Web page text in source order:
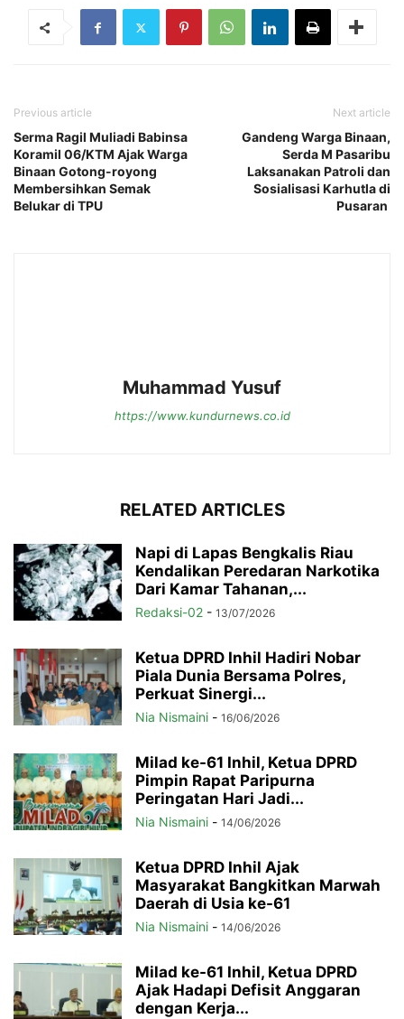
Previous article
Serma Ragil Muliadi Babinsa
Koramil 06/KTM Ajak Warga
Binaan Gotong-royong
Membersihkan Semak
Belukar di TPU
Next article
Gandeng Warga Binaan,
Serda M Pasaribu
Laksanakan Patroli dan
Sosialisasi Karhutla di
Pusaran
Muhammad Yusuf
https://www.kundurnews.co.id
RELATED ARTICLES
Napi di Lapas Bengkalis Riau
Kendalikan Peredaran Narkotika
Dari Kamar Tahanan,...
Redaksi-02 - 13/07/2026
Ketua DPRD Inhil Hadiri Nobar
Piala Dunia Bersama Polres,
Perkuat Sinergi...
Nia Nismaini - 16/06/2026
Milad ke-61 Inhil, Ketua DPRD
Pimpin Rapat Paripurna
Peringatan Hari Jadi...
Nia Nismaini - 14/06/2026
Ketua DPRD Inhil Ajak
Masyarakat Bangkitkan Marwah
Daerah di Usia ke-61
Nia Nismaini - 14/06/2026
Milad ke-61 Inhil, Ketua DPRD
Ajak Hadapi Defisit Anggaran
dengan Kerja...